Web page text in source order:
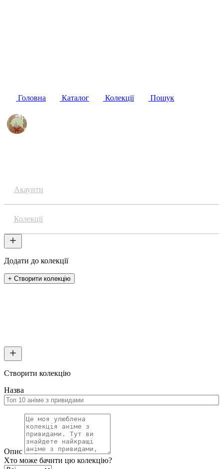
Головна Каталог Колекції Пошук
Акаунти
Колекції
Додати до колекції
+ Створити колекцію
Створити колекцію
Назва
Опис
Хто може бачити цю колекцію?